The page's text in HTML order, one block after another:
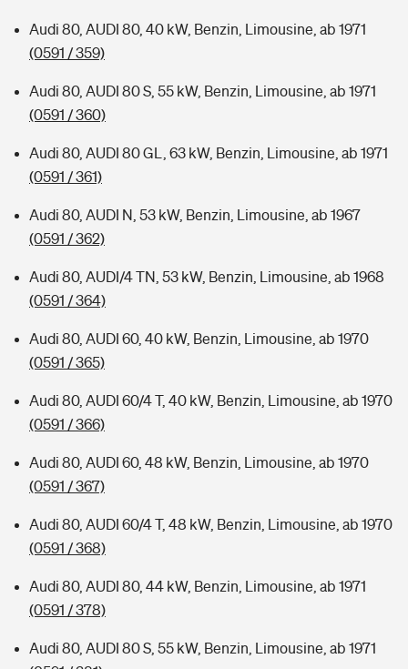
Audi 80, AUDI 80, 40 kW, Benzin, Limousine, ab 1971
(0591 / 359)
Audi 80, AUDI 80 S, 55 kW, Benzin, Limousine, ab 1971
(0591 / 360)
Audi 80, AUDI 80 GL, 63 kW, Benzin, Limousine, ab 1971
(0591 / 361)
Audi 80, AUDI N, 53 kW, Benzin, Limousine, ab 1967
(0591 / 362)
Audi 80, AUDI/4 TN, 53 kW, Benzin, Limousine, ab 1968
(0591 / 364)
Audi 80, AUDI 60, 40 kW, Benzin, Limousine, ab 1970
(0591 / 365)
Audi 80, AUDI 60/4 T, 40 kW, Benzin, Limousine, ab 1970
(0591 / 366)
Audi 80, AUDI 60, 48 kW, Benzin, Limousine, ab 1970
(0591 / 367)
Audi 80, AUDI 60/4 T, 48 kW, Benzin, Limousine, ab 1970
(0591 / 368)
Audi 80, AUDI 80, 44 kW, Benzin, Limousine, ab 1971
(0591 / 378)
Audi 80, AUDI 80 S, 55 kW, Benzin, Limousine, ab 1971